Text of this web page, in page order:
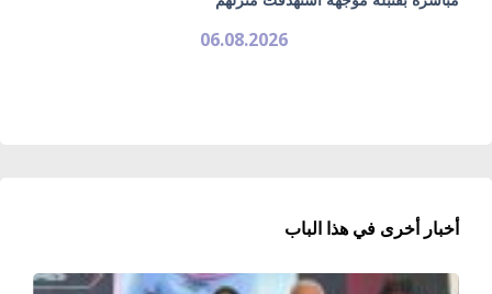
06.08.2026
أخبار أخرى في هذا الباب